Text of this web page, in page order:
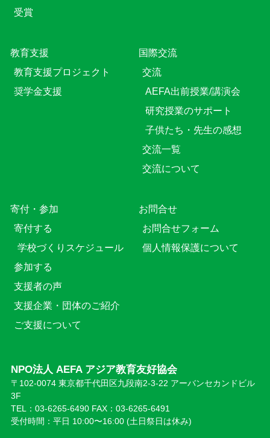
受賞
教育⽀援
教育⽀援プロジェクト
奨学金支援
国際交流
交流
AEFA出前授業/講演会
研究授業のサポート
子供たち・先生の感想
交流一覧
交流について
寄付・参加
寄付する
学校づくりスケジュール
参加する
支援者の声
支援企業・団体のご紹介
ご支援について
お問合せ
お問合せフォーム
個人情報保護について
NPO法人 AEFA アジア教育友好協会
〒102-0074 東京都千代田区九段南2-3-22 アーバンセカンドビル
3F
TEL：03-6265-6490 FAX：03-6265-6491
受付時間：平日 10:00〜16:00 (⼟日祭日は休み)